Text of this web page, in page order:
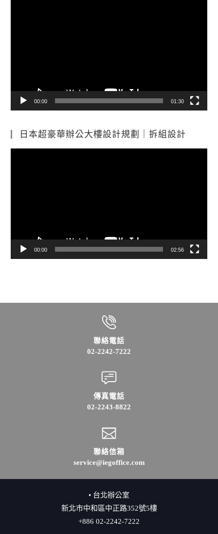
00:00 01:30
日本超豪華辦公大樓設計規劃｜拆組設計
00:00 02:56
聯絡電話
02-2242-7222
傳真電話
02-2243-8822
聯絡信箱
service@iegoffice.com
• 台北辦公室
新北市中和區中正路352號5樓
+886 02-2242-7222